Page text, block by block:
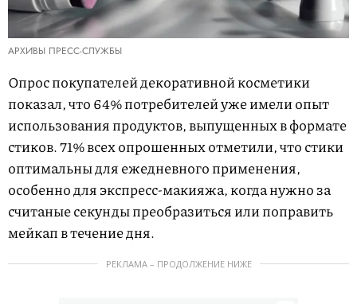
АРХИВЫ ПРЕСС-СЛУЖБЫ
Опрос покупателей декоративной косметики
показал, что 64% потребителей уже имели опыт
использования продуктов, выпущенных в формате
стиков. 71% всех опрошенных отметили, что стики
оптимальны для ежедневного применения,
особенно для экспресс-макияжа, когда нужно за
считаные секунды преобразиться или поправить
мейкап в течение дня.
РЕКЛАМА – ПРОДОЛЖЕНИЕ НИЖЕ